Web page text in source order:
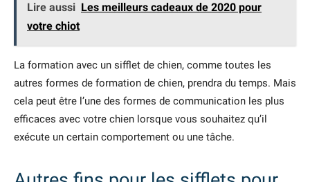
Lire aussi Les meilleurs cadeaux de 2020 pour
votre chiot
La formation avec un sifflet de chien, comme toutes les
autres formes de formation de chien, prendra du temps. Mais
cela peut être l’une des formes de communication les plus
efficaces avec votre chien lorsque vous souhaitez qu’il
exécute un certain comportement ou une tâche.